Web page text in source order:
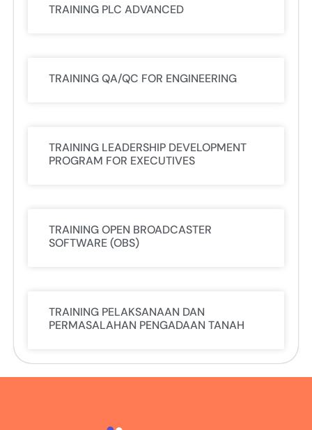
TRAINING PLC ADVANCED
TRAINING QA/QC FOR ENGINEERING
TRAINING LEADERSHIP DEVELOPMENT
PROGRAM FOR EXECUTIVES
TRAINING OPEN BROADCASTER
SOFTWARE (OBS)
TRAINING PELAKSANAAN DAN
PERMASALAHAN PENGADAAN TANAH